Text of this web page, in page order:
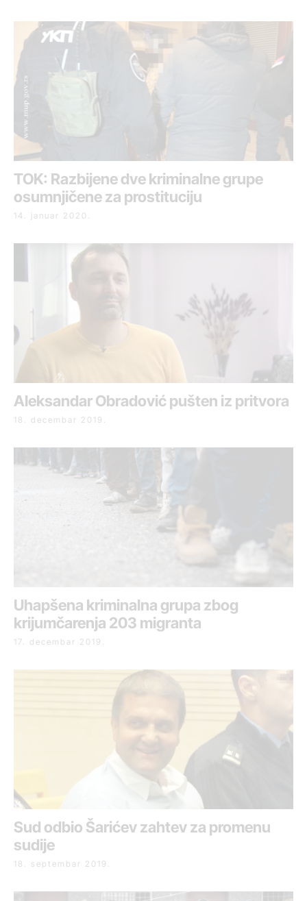
TOK: Razbijene dve kriminalne grupe
osumnjičene za prostituciju
14. januar 2020.
Aleksandar Obradović pušten iz pritvora
18. decembar 2019.
Uhapšena kriminalna grupa zbog
krijumčarenja 203 migranta
17. decembar 2019.
Sud odbio Šarićev zahtev za promenu
sudije
18. septembar 2019.